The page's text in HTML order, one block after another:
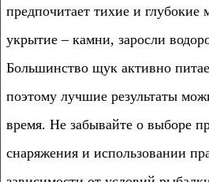
предпочитает тихие и глубокие
укрытие – камни, заросли
Большинство щук активно
поэтому лучшие результаты
время. Не забывайте о выборе
снаряжения и использовании